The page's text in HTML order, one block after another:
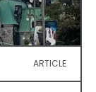
ARTICLE